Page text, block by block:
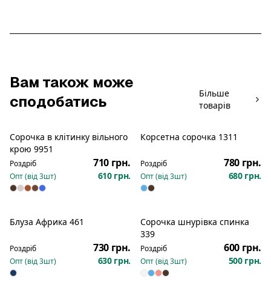
Вам також може
сподобатись
Більше
товарів
Сорочка в клітинку вільного
крою 9951
Роздріб 710 грн.
Опт (від3шт) 610 грн.
Корсетна сорочка 1311
Роздріб 780 грн.
Опт (від3шт) 680 грн.
Новинка
Блуза Африка 461
Роздріб 730 грн.
Опт (від3шт) 630 грн.
Сорочка шнурівка спинка
339
Роздріб 600 грн.
Опт (від3шт) 500 грн.